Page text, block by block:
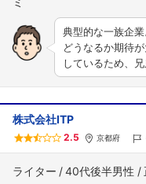
典型的な一族企
どうなるか期待
しているため、
株式会社ITP
2.5 京都府
ライター 40代後半男性